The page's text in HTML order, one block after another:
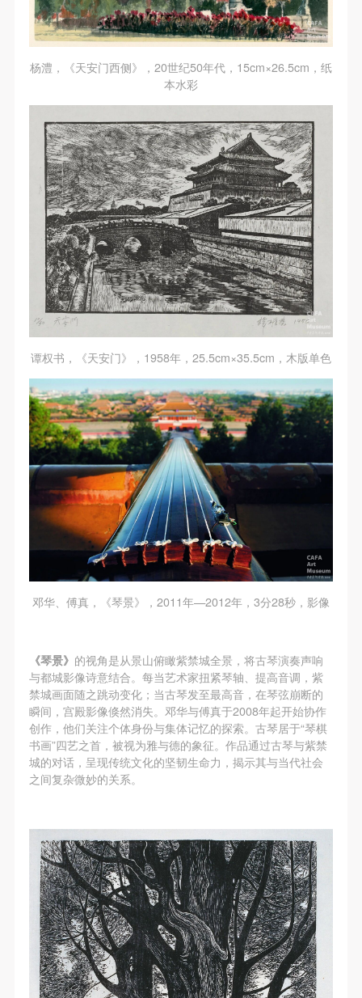
杨澧，《天安门西侧》，20世纪50年代，15cm×26.5cm，纸
本水彩
谭权书，《天安门》，1958年，25.5cm×35.5cm，木版单色
邓华、傅真，《琴景》，2011年—2012年，3分28秒，影像
《琴景》 的视角是从景山俯瞰紫禁城全景，将古琴演奏声响
与都城影像诗意结合。每当艺术家扭紧琴轴、提高音调，紫
禁城画面随之跳动变化；当古琴发至最高音，在琴弦崩断的
瞬间，宫殿影像倏然消失。邓华与傅真于2008年起开始协作
创作，他们关注个体身份与集体记忆的探索。古琴居于“琴棋
书画”四艺之首，被视为雅与德的象征。作品通过古琴与紫禁
城的对话，呈现传统文化的坚韧生命力，揭示其与当代社会
之间复杂微妙的关系。